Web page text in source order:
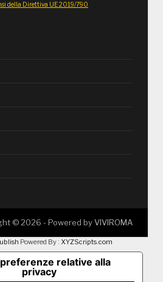
della Direttiva UE 2019/790
©2026 - Powered byVIVIROMA
Powered By : XYZScripts.com
relative alla
privacy